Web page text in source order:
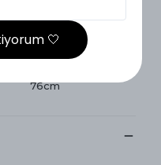
76cm
🤍